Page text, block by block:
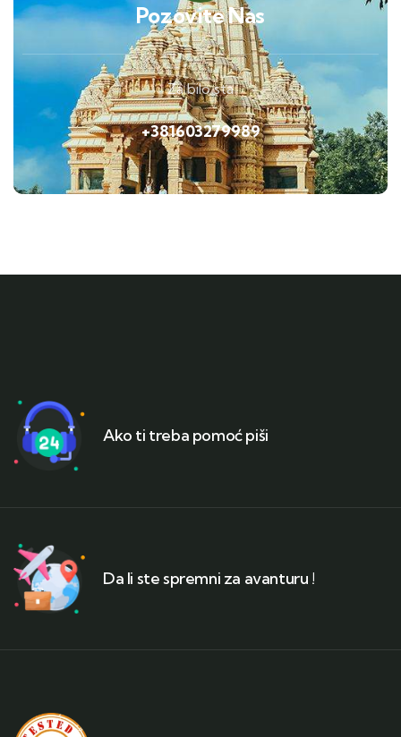
Pozovite Nas
Za bilo sta
+381603279989
Ako ti treba pomoć piši
Da li ste spremni za avanturu !